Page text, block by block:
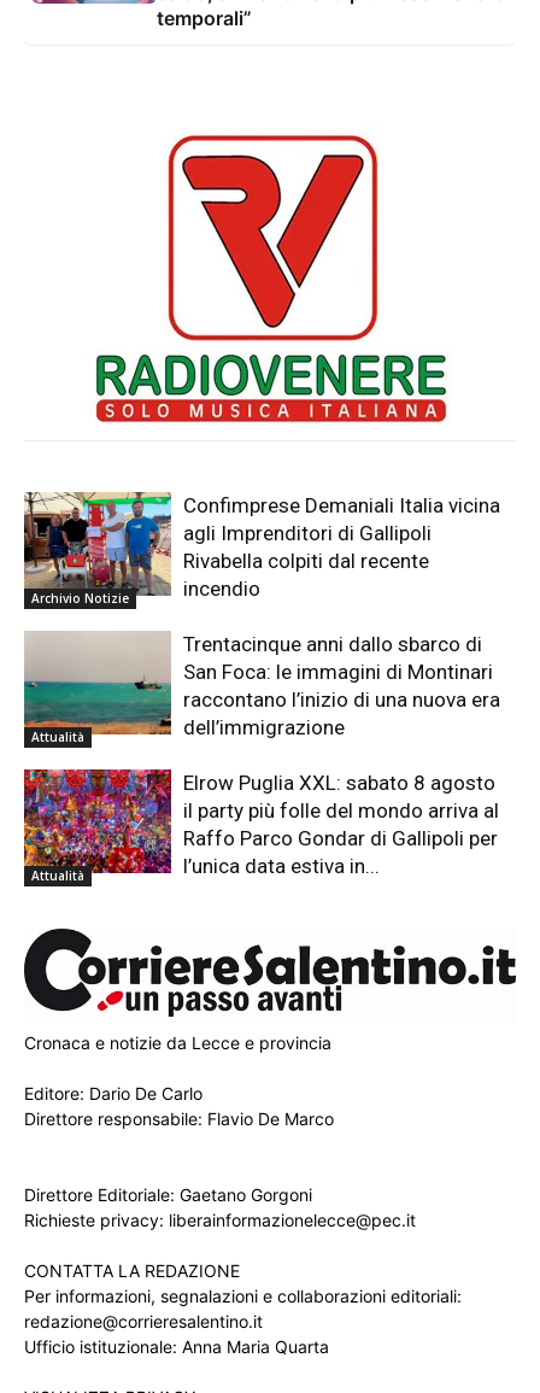
temporali”
Archivio Notizie
Confimprese Demaniali Italia vicina
agli Imprenditori di Gallipoli
Rivabella colpiti dal recente
incendio
Attualità
Trentacinque anni dallo sbarco di
San Foca: le immagini di Montinari
raccontano l’inizio di una nuova era
dell’immigrazione
Attualità
Elrow Puglia XXL: sabato 8 agosto
il party più folle del mondo arriva al
Raffo Parco Gondar di Gallipoli per
l’unica data estiva in...
Cronaca e notizie da Lecce e provincia
Editore: Dario De Carlo
Direttore responsabile: Flavio De Marco
Direttore Editoriale: Gaetano Gorgoni
Richieste privacy: liberainformazionelecce@pec.it
CONTATTA LA REDAZIONE
Per informazioni, segnalazioni e collaborazioni editoriali:
redazione@corrieresalentino.it
Ufficio istituzionale: Anna Maria Quarta